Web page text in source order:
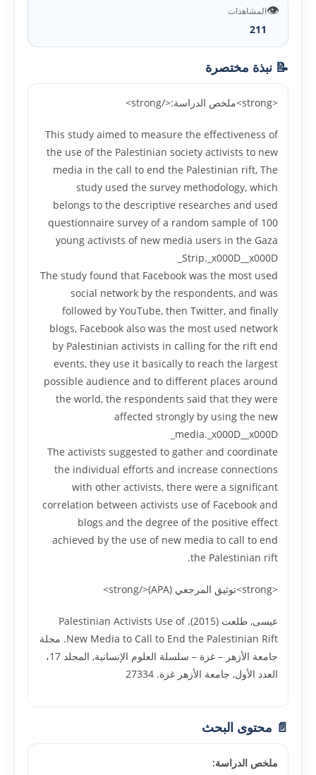
👁️المشاهدات
211
📝 نبذة مختصرة
<strong>ملخص الدراسة:</strong>
This study aimed to measure the effectiveness of
the use of the Palestinian society activists to new
media in the call to end the Palestinian rift, The
study used the survey methodology, which
belongs to the descriptive researches and used
questionnaire survey of a random sample of 100
young activists of new media users in the Gaza
Strip._x000D__x000D_
The study found that Facebook was the most used
social network by the respondents, and was
followed by YouTube, then Twitter, and finally
blogs, Facebook also was the most used network
by Palestinian activists in calling for the rift end
events, they use it basically to reach the largest
possible audience and to different places around
the world, the respondents said that they were
affected strongly by using the new
media._x000D__x000D_
The activists suggested to gather and coordinate
the individual efforts and increase connections
with other activists, there were a significant
correlation between activists use of Facebook and
blogs and the degree of the positive effect
achieved by the use of new media to call to end
the Palestinian rift.
<strong>توثيق المرجعي (APA)</strong>
عيسى, طلعت (2015). Palestinian Activists Use of
New Media to Call to End the Palestinian Rift. مجلة
جامعة الأزهر – غزة – سلسلة العلوم الإنسانية, المجلد 17،
العدد الأول, جامعة الأزهر غزة. 27334
📄 محتوى البحث
ملخص الدراسة: